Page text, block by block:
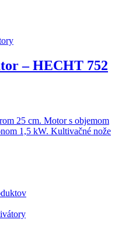
– HECHT 752
25 cm. Motor s objemom
1,5 kW. Kultivačné nože